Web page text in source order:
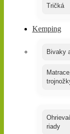
Tričká
Kemping
Bivaky
riady